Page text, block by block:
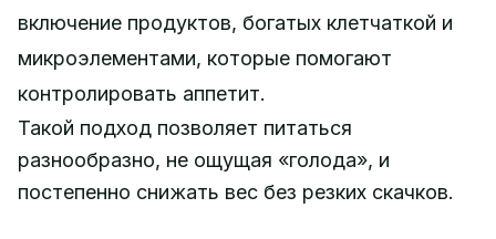
включение продуктов, богатых клетчаткой и
микроэлементами, которые помогают
контролировать аппетит.
Такой подход позволяет питаться
разнообразно, не ощущая «голода», и
постепенно снижать вес без резких скачков.